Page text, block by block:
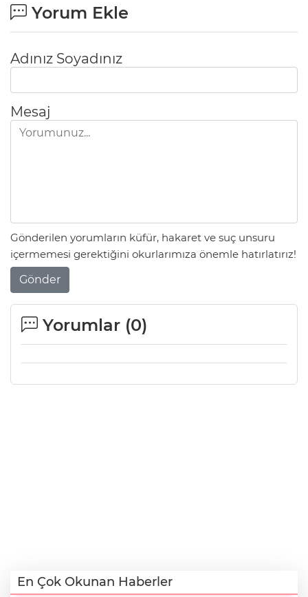
Yorum Ekle
Adınız Soyadınız
Mesaj
Gönderilen yorumların küfür, hakaret ve suç unsuru
içermemesi gerektiğini okurlarımıza önemle hatırlatırız!
Gönder
Yorumlar (0)
En Çok Okunan Haberler